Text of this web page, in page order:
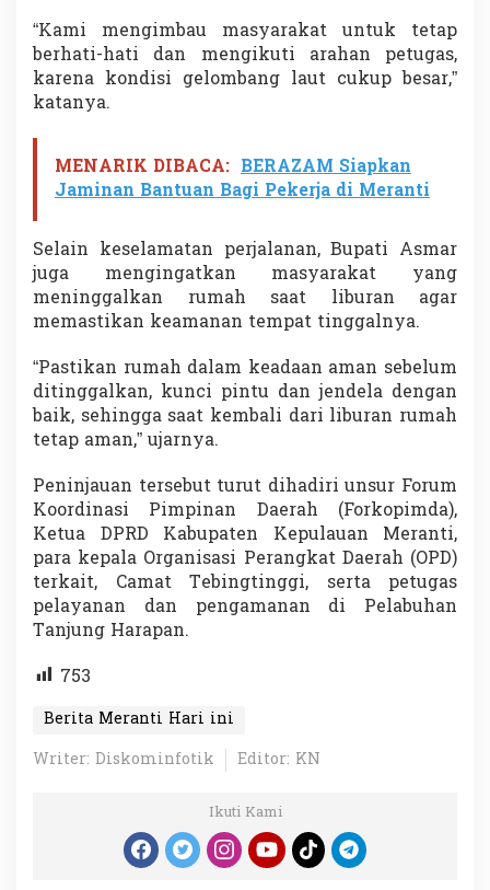
“Kami mengimbau masyarakat untuk tetap
berhati-hati dan mengikuti arahan petugas,
karena kondisi gelombang laut cukup besar,”
katanya.
MENARIK DIBACA: BERAZAM Siapkan
Jaminan Bantuan Bagi Pekerja di Meranti
Selain keselamatan perjalanan, Bupati Asmar
juga mengingatkan masyarakat yang
meninggalkan rumah saat liburan agar
memastikan keamanan tempat tinggalnya.
“Pastikan rumah dalam keadaan aman sebelum
ditinggalkan, kunci pintu dan jendela dengan
baik, sehingga saat kembali dari liburan rumah
tetap aman,” ujarnya.
Peninjauan tersebut turut dihadiri unsur Forum
Koordinasi Pimpinan Daerah (Forkopimda),
Ketua DPRD Kabupaten Kepulauan Meranti,
para kepala Organisasi Perangkat Daerah (OPD)
terkait, Camat Tebingtinggi, serta petugas
pelayanan dan pengamanan di Pelabuhan
Tanjung Harapan.
753
Berita Meranti Hari ini
Writer: Diskominfotik
Editor: KN
Ikuti Kami